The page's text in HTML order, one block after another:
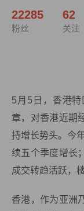
22285
粉丝
62
关注
5月5日，香港
章，对香港近期
持增长势头。今
续五个季度增长
成交转趋活跃，
香港，作为亚洲